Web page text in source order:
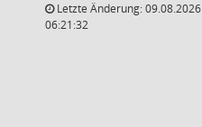
Letzte Änderung: 09.08.2026
06:21:32